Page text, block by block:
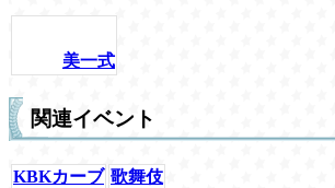
美一式
関連イベント
KBKカーブ 歌舞伎